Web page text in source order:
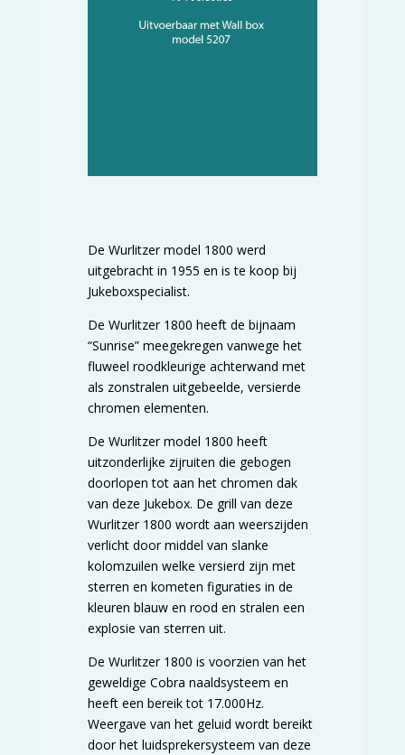
De Wurlitzer model 1800 werd
uitgebracht in 1955 en is te koop bij
Jukeboxspecialist.
De Wurlitzer 1800 heeft de bijnaam
“Sunrise” meegekregen vanwege het
fluweel roodkleurige achterwand met
als zonstralen uitgebeelde, versierde
chromen elementen.
De Wurlitzer model 1800 heeft
uitzonderlijke zijruiten die gebogen
doorlopen tot aan het chromen dak
van deze Jukebox. De grill van deze
Wurlitzer 1800 wordt aan weerszijden
verlicht door middel van slanke
kolomzuilen welke versierd zijn met
sterren en kometen figuraties in de
kleuren blauw en rood en stralen een
explosie van sterren uit.
De Wurlitzer 1800 is voorzien van het
geweldige Cobra naaldsysteem en
heeft een bereik tot 17.000Hz.
Weergave van het geluid wordt bereikt
door het luidsprekersysteem van deze